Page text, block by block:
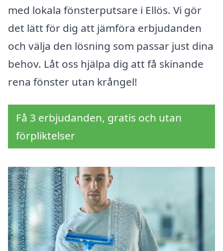
med lokala fönsterputsare i Ellös. Vi gör
det lätt för dig att jämföra erbjudanden
och välja den lösning som passar just dina
behov. Låt oss hjälpa dig att få skinande
rena fönster utan krångel!
Få 3 erbjudanden, gratis och utan
förpliktelser